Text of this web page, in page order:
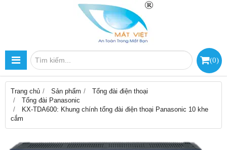
(0)
Trang chủ Sản phẩm
Tổng đài điện thoại
Tổng đài Panasonic
KX-TDA600: Khung chính tổng đài điện thoại Panasonic 10 khe
cắm